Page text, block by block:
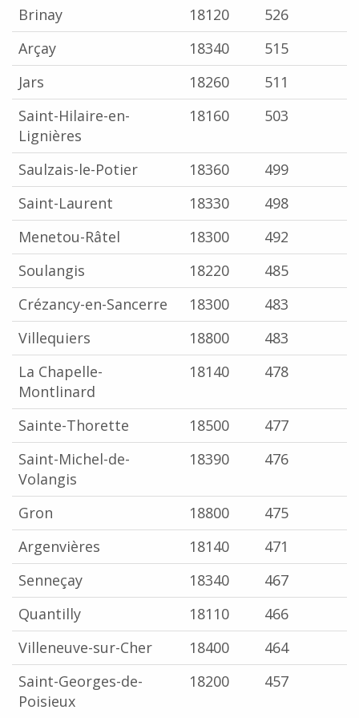
Brinay
18120
526
Arçay
18340
515
Jars
18260
511
Saint-Hilaire-en-
Lignières
18160 503
Saulzais-le-Potier 18360
499
Saint-Laurent
18330
498
Menetou-Râtel
18300
492
Soulangis
18220
485
Crézancy-en-Sancerre
18300
483
Villequiers
18800
483
La Chapelle-
Montlinard
18140 478
Sainte-Thorette 18500
477
Saint-Michel-de-
Volangis
18390 476
Gron 18800
475
Argenvières
18140
471
Senneçay
18340
467
Quantilly
18110
466
Villeneuve-sur-Cher
18400
464
Saint-Georges-de-
Poisieux
18200 457